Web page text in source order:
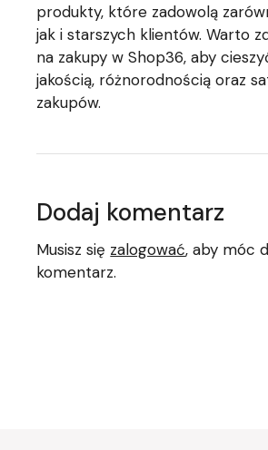
produkty, które zadowolą
jak i starszych klientów. Warto
na zakupy w Shop36, aby
jakością, różnorodnością oraz
zakupów.
Dodaj komentarz
Musisz się zalogować, aby móc
komentarz.